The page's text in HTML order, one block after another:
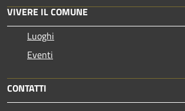
VIVERE IL COMUNE
Luoghi
Eventi
CONTATTI